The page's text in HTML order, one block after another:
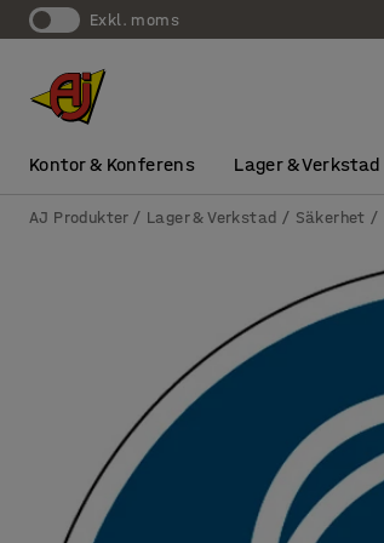
exkl. moms
Kontor & Konferens Lager & Verkstad
AJ Produkter Lager & Verkstad Säkerhet